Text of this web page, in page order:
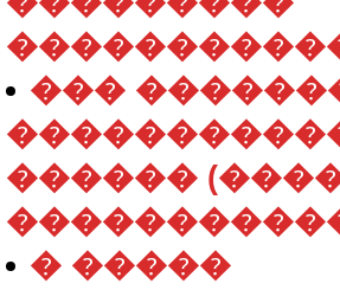
���
������
� �����